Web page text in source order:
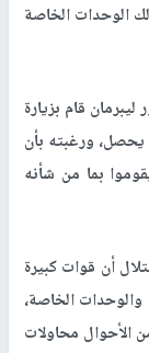
الوحدات الخاصة
قام بزيارة
ورغبته بأن
بما من شأنه
أن قوات كبيرة
والوحدات الخاصة،
الأحوال محاولات